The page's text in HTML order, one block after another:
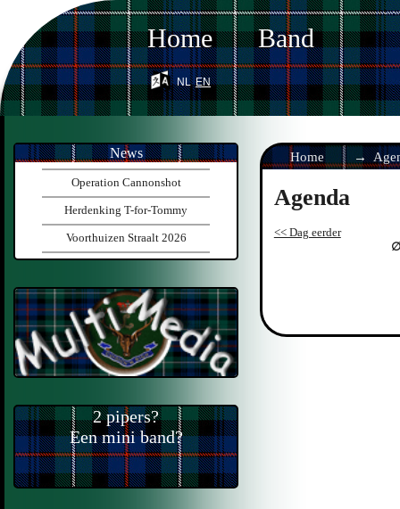
Home Band
nl en
Home
Agenda
<< Dag eerder
News
Operation Cannonshot
Herdenking T-for-Tommy
Voorthuizen Straalt 2026
2 pipers?
Een mini band?